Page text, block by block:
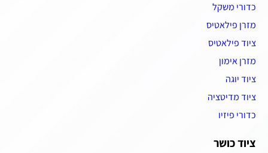
כדורי משקל
מזרן פילאטיס
ציוד פילאטיס
מזרן אימון
ציוד יוגה
ציוד מדיטציה
כדורי פיזיו
ציוד כושר